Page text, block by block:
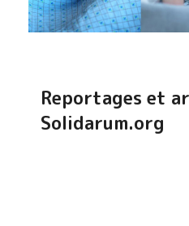
Reportages et
Solidarum.org